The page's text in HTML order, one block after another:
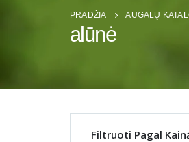
PRADŽIA AUGALŲ
alūnė
Filtruoti Pagal